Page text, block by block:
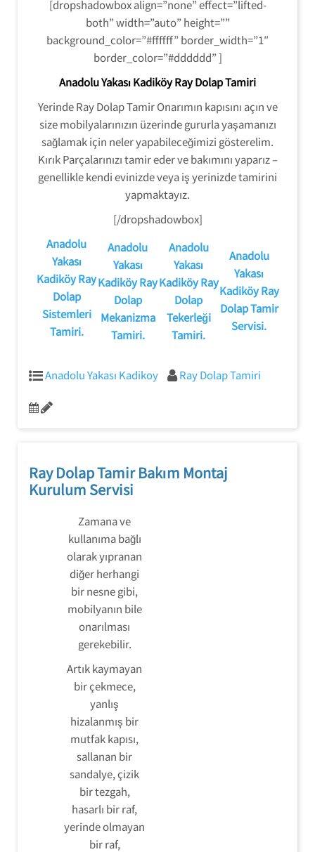
[dropshadowbox align=”none” effect=”lifted-
both” width=”auto” height=””
background_color=”#ffffff” border_width=”1″
border_color=”#dddddd” ]
Anadolu Yakası Kadiköy Ray Dolap Tamiri
Yerinde Ray Dolap Tamir Onarımın kapısını açın ve
size mobilyalarınızın üzerinde gururla yaşamanızı
sağlamak için neler yapabileceğimizi gösterelim.
Kırık Parçalarınızı tamir eder ve bakımını yaparız –
genellikle kendi evinizde veya iş yerinizde tamirini
yapmaktayız.
[/dropshadowbox]
Anadolu
Yakası
Kadiköy Ray
Dolap
Sistemleri
Tamiri.
Anadolu
Yakası
Kadiköy Ray
Dolap
Mekanizma
Tamiri.
Anadolu
Yakası
Kadiköy Ray
Dolap
Tekerleği
Tamiri.
Anadolu
Yakası
Kadiköy Ray
Dolap Tamir
Servisi.
Anadolu Yakası Kadikoy Ray Dolap Tamiri
Ray Dolap Tamir Bakım Montaj
Kurulum Servisi
Zamana ve
kullanıma bağlı
olarak yıpranan
diğer herhangi
bir nesne gibi,
mobilyanın bile
onarılması
gerekebilir.
Artık kaymayan
bir çekmece,
yanlış
hizalanmış bir
mutfak kapısı,
sallanan bir
sandalye, çizik
bir tezgah,
hasarlı bir raf,
yerinde olmayan
bir raf,